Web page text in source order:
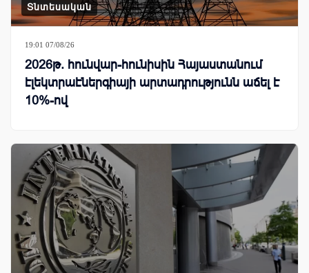
Տնտեսական
19:01 07/08/26
2026թ. հունվար-հունիսին Հայաստանում
էլեկտրաէներգիայի արտադրությունն աճել է
10%-ով